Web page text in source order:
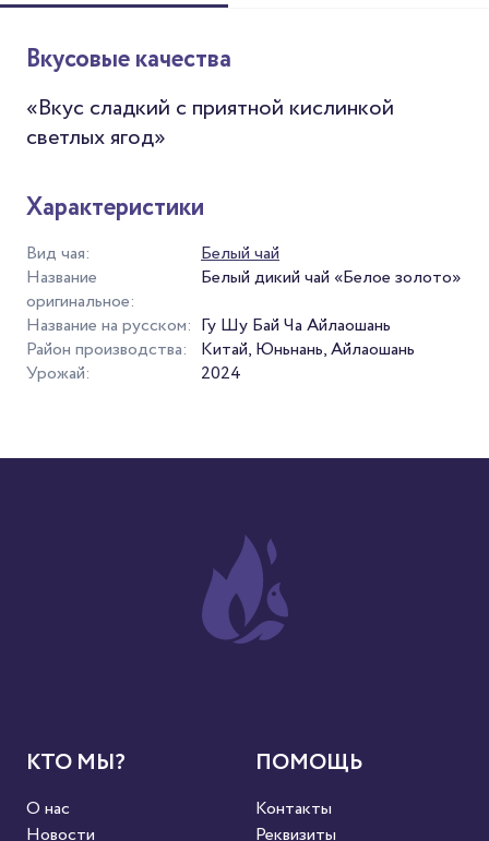
Вкусовые качества
«Вкус сладкий с приятной кислинкой
светлых ягод»
Характеристики
Вид чая:
Белый чай
Название
оригинальное:
Белый дикий чай «Белое золото»
Название на русском: Гу Шу Бай Ча Айлаошань
Район производства:
Китай, Юньнань, Айлаошань
Урожай:
2024
КТО МЫ?
О нас
Новости
ПОМОЩЬ
Контакты
Реквизиты